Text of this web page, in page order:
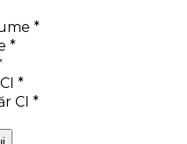
*
*
*
CI *